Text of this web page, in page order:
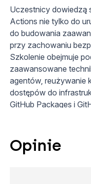
Uczestnicy dowiedzą
Actions nie tylko do
do budowania
przy zachowaniu
Szkolenie obejmuje
zaawansowane
agentów, reużywanie
dostępów do
GitHub Packages i
tematy, takie jak
workflowy, integrację
Opinie